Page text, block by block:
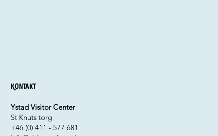
Kontakt
Ystad Visitor Center
St Knuts torg
+46 (0) 411 - 577 681